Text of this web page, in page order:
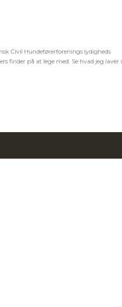
Civil Hundeførerforenings lydigheds
finder på at lege med. Se hvad jeg laver i